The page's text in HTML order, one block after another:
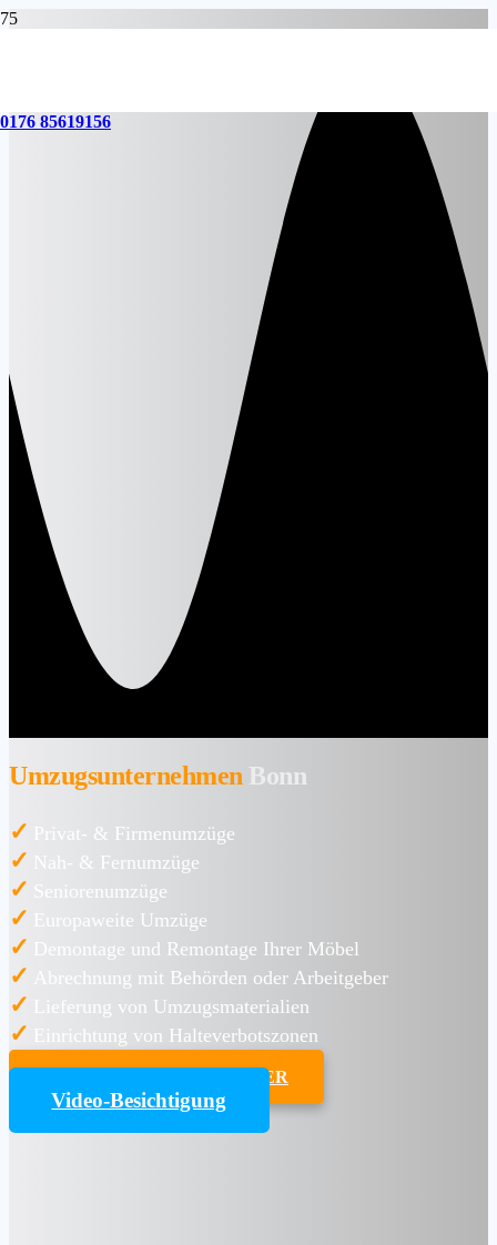
0176 85619156
Umzugsunternehmen Bonn
✓ Privat- & Firmenumzüge
✓ Nah- & Fernumzüge
✓ Seniorenumzüge
✓ Europaweite Umzüge
✓ Demontage und Remontage Ihrer Möbel
✓ Abrechnung mit Behörden oder Arbeitgeber
✓ Lieferung von Umzugsmaterialien
✓ Einrichtung von Halteverbotszonen
UMZUGSKOSTENRECHNER
Video-Besichtigung